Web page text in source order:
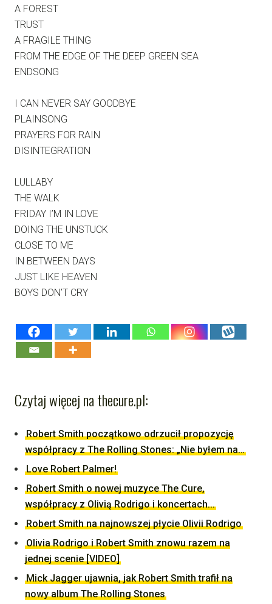
A FOREST
TRUST
A FRAGILE THING
FROM THE EDGE OF THE DEEP GREEN SEA
ENDSONG
I CAN NEVER SAY GOODBYE
PLAINSONG
PRAYERS FOR RAIN
DISINTEGRATION
LULLABY
THE WALK
FRIDAY I’M IN LOVE
DOING THE UNSTUCK
CLOSE TO ME
IN BETWEEN DAYS
JUST LIKE HEAVEN
BOYS DON’T CRY
Czytaj więcej na thecure.pl:
Robert Smith początkowo odrzucił propozycję
współpracy z The Rolling Stones: „Nie byłem na…
Love Robert Palmer!
Robert Smith o nowej muzyce The Cure,
współpracy z Olivią Rodrigo i koncertach...
Robert Smith na najnowszej płycie Olivii Rodrigo
Olivia Rodrigo i Robert Smith znowu razem na
jednej scenie [VIDEO]
Mick Jagger ujawnia, jak Robert Smith trafił na
nowy album The Rolling Stones